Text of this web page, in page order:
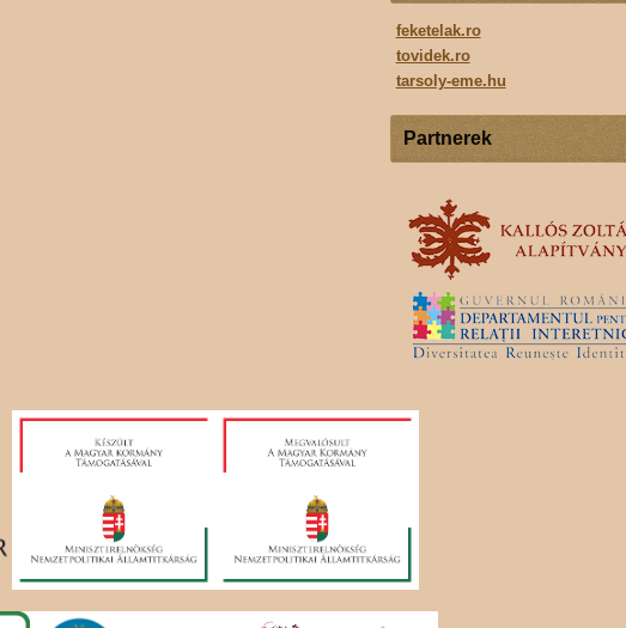
feketelak.ro
tovidek.ro
tarsoly-eme.hu
Partnerek